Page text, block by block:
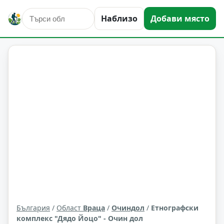
Наблизо Добави място
култура и изкуство Очиндол Област: Враца
България / Област Враца / Очиндол / Етнографски
комплекс "Дядо Йоцо" - Очин дол